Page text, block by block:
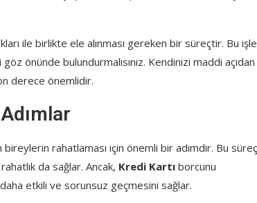
ile birlikte ele alınması gereken bir süreçtir. Bu
önünde bulundurmalısınız. Kendinizi maddi açıdan
derece önemlidir.
rahatlaması için önemli bir adımdır. Bu
da sağlar. Ancak, Kredi Kartı borcunu
etkili ve sorunsuz geçmesini sağlar.